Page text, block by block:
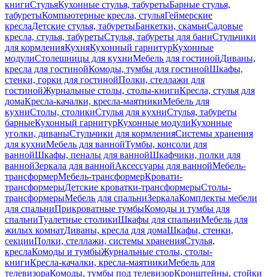
книгиСтульяКухонные стулья, табуретыБарные стулья,
табуретыКомпьютерные кресла, стульяГеймерские
креслаДетские стулья, табуретыБанкетки, скамьиСадовые
кресла, стулья, табуретыСтулья, табуреты для баниСтульчики
для кормленияКухняКухонный гарнитурКухонные
модулиСтолешницы для кухниМебель для гостинойДиваны,
кресла для гостинойКомоды, тумбы для гостинойШкафы,
стенки, горки для гостинойПолки, стеллажи для
гостинойЖурнальные столы, столы-книгиКресла, стулья для
домаКресла-качалки, кресла-маятникиМебель для
кухниСтолы, столикиСтулья для кухниСтулья, табуреты
барныеКухонный гарнитурКухонные модулиКухонные
уголки, диваныСтульчики для кормленияСистемы хранения
для кухниМебель для ваннойТумбы, консоли для
ваннойШкафы, пеналы для ваннойШкафчики, полки для
ваннойЗеркала для ваннойАксессуары для ваннойМебель-
трансформерМебель-трансформерКровати-
трансформерыДетские кроватки-трансформерыСтолы-
трансформерыМебель для спальниЗеркалаКомплекты мебели
для спальниПрикроватные тумбыКомоды и тумбы для
спальниТуалетные столикиШкафы для спальниМебель для
жилых комнатДиваны, кресла для домаШкафы, стенки,
секцииПолки, стеллажи, системы храненияСтулья,
креслаКомоды и тумбыЖурнальные столы, столы-
книгиКресла-качалки, кресла-маятникиМебель для
телевизораКомоды, тумбы под телевизорКронштейны, стойки